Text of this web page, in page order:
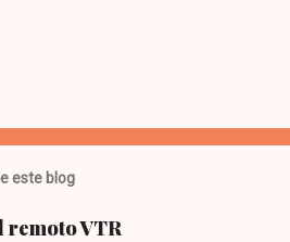
este blog
remoto VTR